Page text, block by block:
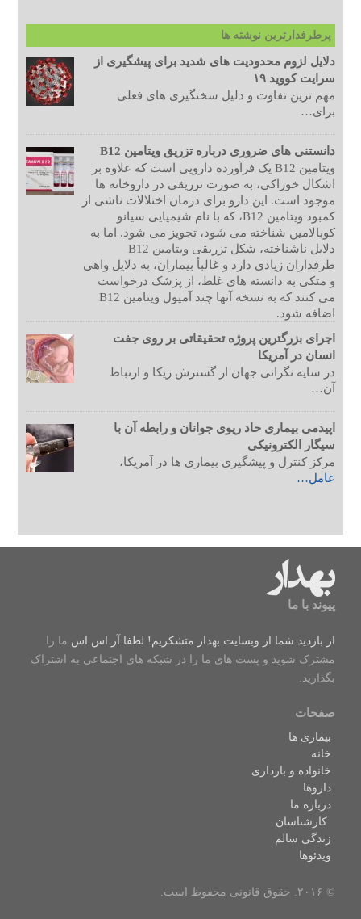
پرطرفدارترین نوشته ها
دلایل لزوم محدودیت های شدید برای پیشگیری از
سرایت کووید ۱۹
مهم ترین تفاوت و دلیل سختگیری های فعلی
برای…
دانستنی های ضروری درباره تزریق ویتامین B12
ویتامین B12 یک فرآورده دارویی است که علاوه بر
اشکال خوراکی، به صورت تزریقی در داروخانه ها
موجود است. این دارو برای درمان اختلالات ناشی از
کمبود ویتامین B12، که با نام شیمیایی سیانو
کوبالامین شناخته می شود، تجویز می شود. اما به
دلایل ناشناخته، شکل تزریقی ویتامین B12
طرفداران زیادی دارد و غالبأ بیماران، به دلایل واهی
و متکی به دانسته های غلط، از پزشک درخواست
می کنند که به نسخه آنها چند آمپول ویتامین B12
اضافه شود.
اجرای بزرگترین پروژه تحقیقاتی بر روی جفت
انسان در آمریکا
در سایه نگرانی جهان از گسترش زیکا و ارتباط
آن…
اپیدمی بیماری حاد ریوی جوانان و رابطه آن با
سیگار الکترونیکی
مرکز کنترل و پیشگیری بیماری ها در آمریکا،
عامل…
پیوند با ما
از بازدید شما از وبسایت بهدار متشکریم! لطفا آر اس اس ما را
مشترک شوید و پست های ما را در شبکه های اجتماعی به اشتراک
بگذارید.
صفحات
بیماری ها
خانه
خانواده و بارداری
داروها
درباره ما
کارشناسان
زندگی سالم
ویدئوها
© ۲۰۱۶. حقوق قانونی محفوظ است.